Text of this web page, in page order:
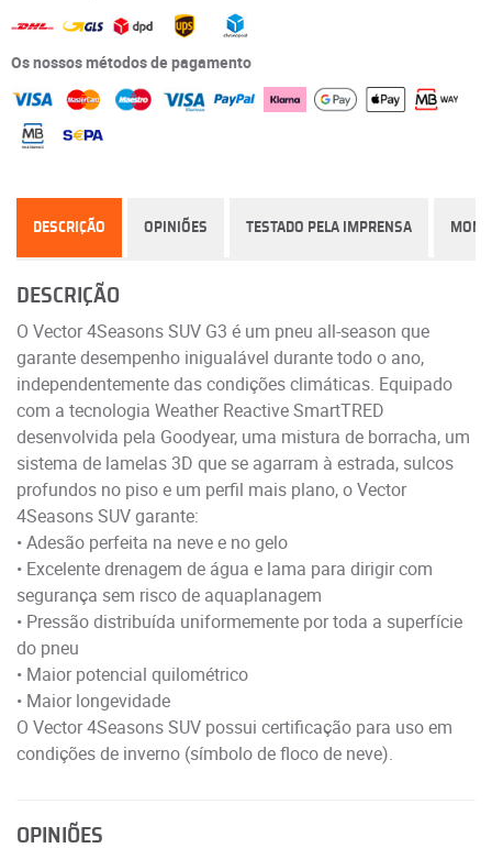
Os nossos métodos de pagamento
DESCRIÇÃO OPINIÕES TESTADO PELA IMPRENSA
DESCRIÇÃO
O Vector 4Seasons SUV G3 é um pneu all-season que
garante desempenho inigualável durante todo o ano,
independentemente das condições climáticas. Equipado
com a tecnologia Weather Reactive SmartTRED
desenvolvida pela Goodyear, uma mistura de borracha, um
sistema de lamelas 3D que se agarram à estrada, sulcos
profundos no piso e um perfil mais plano, o Vector
4Seasons SUV garante:
• Adesão perfeita na neve e no gelo
• Excelente drenagem de água e lama para dirigir com
segurança sem risco de aquaplanagem
• Pressão distribuída uniformemente por toda a superfície
do pneu
• Maior potencial quilométrico
• Maior longevidade
O Vector 4Seasons SUV possui certificação para uso em
condições de inverno (símbolo de floco de neve).
OPINIÕES